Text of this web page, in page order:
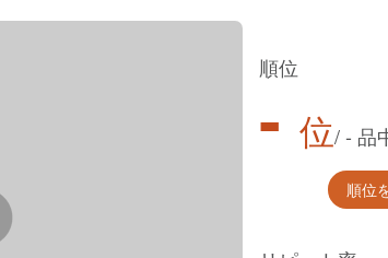
順位
- 位/- 品
順位